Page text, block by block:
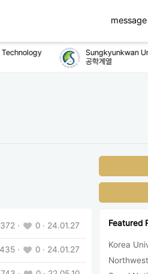
message
Sungkyunkwan
공학계열
· 0 · 24.01.27
· 0 · 24.01.27
Featured
Korea